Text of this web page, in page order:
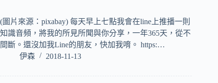
(圖片來源：pixabay) 每天早上七點我會在line上推播一則
知識音頻，將我的所見所聞與你分享，一年365天，從不
間斷。還沒加我Line的朋友，快加我唷。 https:…
伊森
2018-11-13